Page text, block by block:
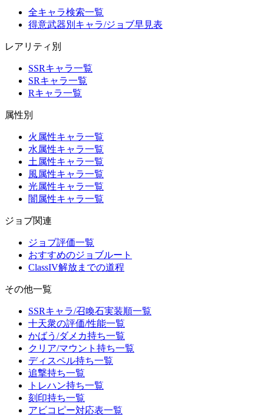
全キャラ検索一覧
得意武器別キャラ/ジョブ早見表
レアリティ別
SSRキャラ一覧
SRキャラ一覧
Rキャラ一覧
属性別
火属性キャラ一覧
水属性キャラ一覧
土属性キャラ一覧
風属性キャラ一覧
光属性キャラ一覧
闇属性キャラ一覧
ジョブ関連
ジョブ評価一覧
おすすめのジョブルート
ClassIV解放までの道程
その他一覧
SSRキャラ/召喚石実装順一覧
十天衆の評価/性能一覧
かばう/ダメカ持ち一覧
クリア/マウント持ち一覧
ディスペル持ち一覧
追撃持ち一覧
トレハン持ち一覧
刻印持ち一覧
アビコピー対応表一覧